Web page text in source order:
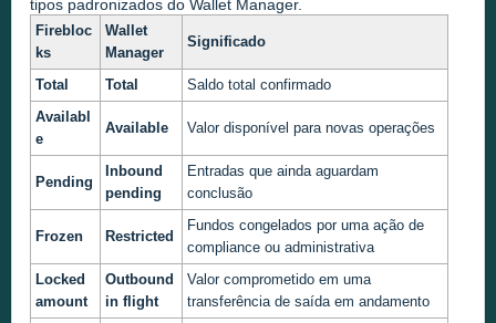
tipos padronizados do Wallet Manager.
Firebloc
ks
Wallet
Manager
Significado
Total Total
Saldo total confirmado
Availabl
e
Available Valor disponível para novas operações
Pending
Inbound
pending
Entradas que ainda aguardam
conclusão
Frozen Restricted
Fundos congelados por uma ação de
compliance ou administrativa
Locked
amount
Outbound
in flight
Valor comprometido em uma
transferência de saída em andamento